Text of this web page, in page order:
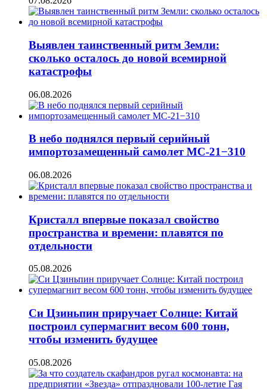
Выявлен таинственный ритм Земли:
сколько осталось до новой всемирной
катастрофы
06.08.2026
В небо поднялся первый серийный
импортозамещенный самолет МС-21−310
06.08.2026
Кристалл впервые показал свойство
пространства и времени: плавятся по
отдельности
05.08.2026
Си Цзиньпин приручает Солнце: Китай
построил супермагнит весом 600 тонн,
чтобы изменить будущее
05.08.2026